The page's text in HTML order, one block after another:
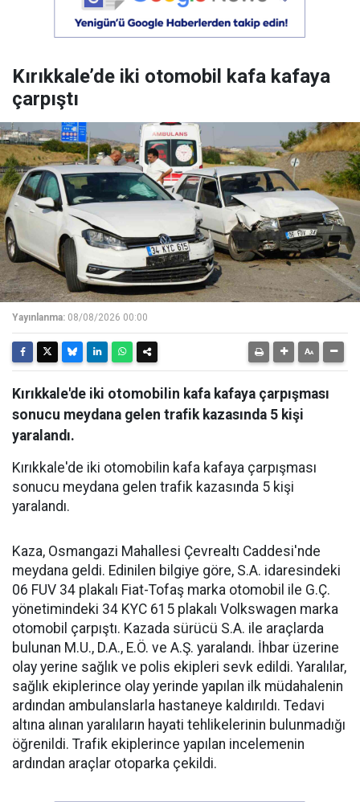
Kırıkkale’de iki otomobil kafa kafaya
çarpıştı
Yayınlanma: 08/08/2026 00:00
Kırıkkale'de iki otomobilin kafa kafaya çarpışması
sonucu meydana gelen trafik kazasında 5 kişi
yaralandı.
Kırıkkale'de iki otomobilin kafa kafaya çarpışması
sonucu meydana gelen trafik kazasında 5 kişi
yaralandı.
Kaza, Osmangazi Mahallesi Çevrealtı Caddesi'nde
meydana geldi. Edinilen bilgiye göre, S.A. idaresindeki
06 FUV 34 plakalı Fiat-Tofaş marka otomobil ile G.Ç.
yönetimindeki 34 KYC 615 plakalı Volkswagen marka
otomobil çarpıştı. Kazada sürücü S.A. ile araçlarda
bulunan M.U., D.A., E.Ö. ve A.Ş. yaralandı. İhbar üzerine
olay yerine sağlık ve polis ekipleri sevk edildi. Yaralılar,
sağlık ekiplerince olay yerinde yapılan ilk müdahalenin
ardından ambulanslarla hastaneye kaldırıldı. Tedavi
altına alınan yaralıların hayati tehlikelerinin bulunmadığı
öğrenildi. Trafik ekiplerince yapılan incelemenin
ardından araçlar otoparka çekildi.